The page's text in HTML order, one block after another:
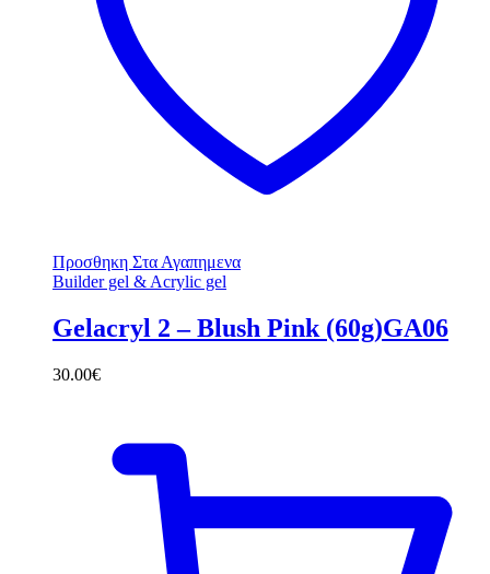
Προσθηκη Στα Αγαπημενα
Builder gel & Acrylic gel
Gelacryl 2 – Blush Pink (60g)GA06
30.00€